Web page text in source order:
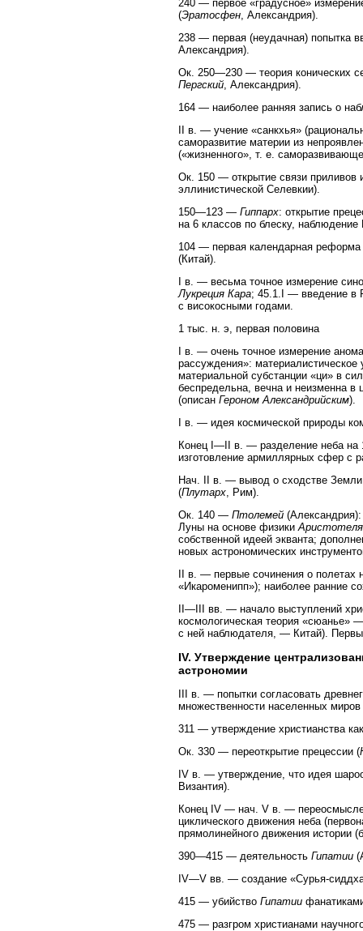
240 — первое «градусное»
(Эратосфен , Александрия).
238 — первая (неудачная) попытка
Александрия).
Ок. 250—230 — теория конических
Пергский , Александрия).
164 — наиболее ранняя запись о
II в. — учение «санкхья»
саморазвитие материи из
(«жизненного», т. е.
Ок. 150 — открытие связи
эллинистической Селевкии).
150—123 — Гиппарх: открытие
на 6 классов по блеску,
104 — первая календарная реформа
(Китай).
I в. — весьма точное измерение
Лукреция Кара; 45.1.I — введение в
с високосными годами.
1 тыс. н. э, первая половина
I в. — очень точное измерение
рассуждения»:
материальной субстанции «ци» в
беспредельна, вечна и неизменна в
(описан Героном Александрийским).
I в. — идея космической природы
Конец I—II в. — разделение неба на
изготовление армиллярных сфер с
Нач. II в. — вывод о сходстве Земли
(Плутарх , Рим).
Ок. 140 — Птолемей
Луны на основе физики Аристотеля
собственной идеей экванта;
новых астрономических
II в. — первые сочинения о полетах
«Икароменипп»); наиболее ранние
II—III вв. — начало выступлений
космологическая теория «сюанье»
с ней наблюдателя, — Китай).
IV. Утверждение
астрономии
III в. — попытки согласовать
множественности населенных
311 — утверждение христианства
Ок. 330 — переоткрытие прецессии (
IV в. — утверждение, что идея
Византия).
Конец IV — нач. V в. —
циклического движения неба
прямолинейного движения истории
390—415 — деятельность Гипатии
IV—V вв. — создание «Сурья-
415 — убийство Гипатии
475 — разгром христианами